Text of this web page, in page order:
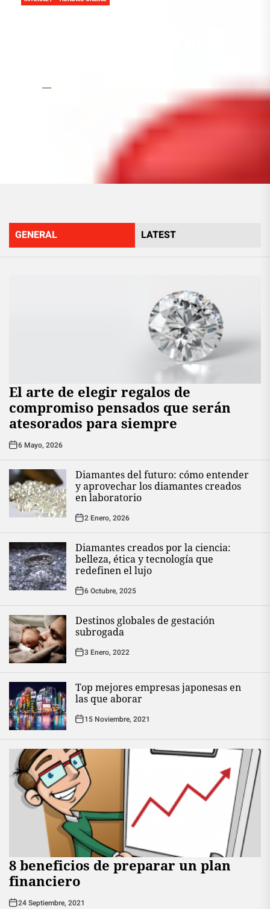
GENERAL LATEST
El arte de elegir regalos de
compromiso pensados que serán
atesorados para siempre
6 Mayo, 2026
Diamantes del futuro: cómo entender
y aprovechar los diamantes creados
en laboratorio
2 Enero, 2026
Diamantes creados por la ciencia:
belleza, ética y tecnología que
redefinen el lujo
6 Octubre, 2025
Destinos globales de gestación
subrogada
3 Enero, 2022
Top mejores empresas japonesas en
las que aborar
15 Noviembre, 2021
8 beneficios de preparar un plan
financiero
24 Septiembre, 2021